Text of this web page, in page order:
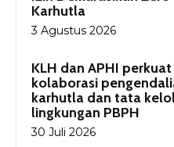
Karhutla
3 Agustus 2026
KLH dan APHI perkuat
kolaborasi
karhutla dan tata
lingkungan PBPH
30 Juli 2026